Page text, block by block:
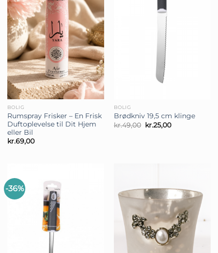
BOLIG
Rumspray Frisker – En Frisk
Duftoplevelse til Dit Hjem
eller Bil
kr.69,00
BOLIG
Brødkniv 19,5 cm klinge
kr.49,00 Den
oprindelige
kr.25,00Den
-36%